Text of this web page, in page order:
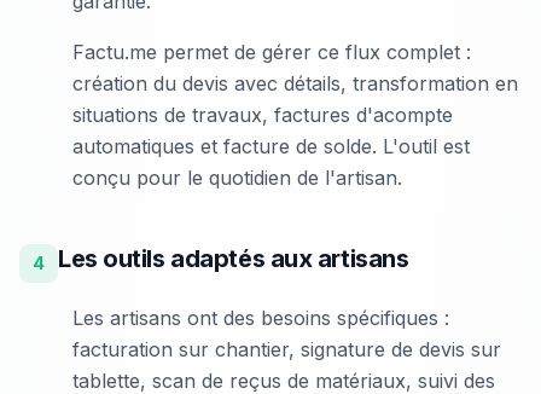
Factu.me permet de gérer ce flux complet :
création du devis avec détails, transformation en
situations de travaux, factures d'acompte
automatiques et facture de solde. L'outil est
conçu pour le quotidien de l'artisan.
4 Les outils adaptés aux artisans
Les artisans ont des besoins spécifiques :
facturation sur chantier, signature de devis sur
tablette, scan de reçus de matériaux, suivi des